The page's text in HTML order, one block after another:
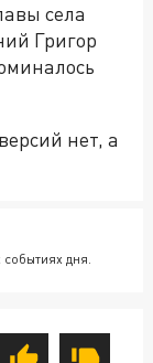
села
Григор
нет, а
дня.